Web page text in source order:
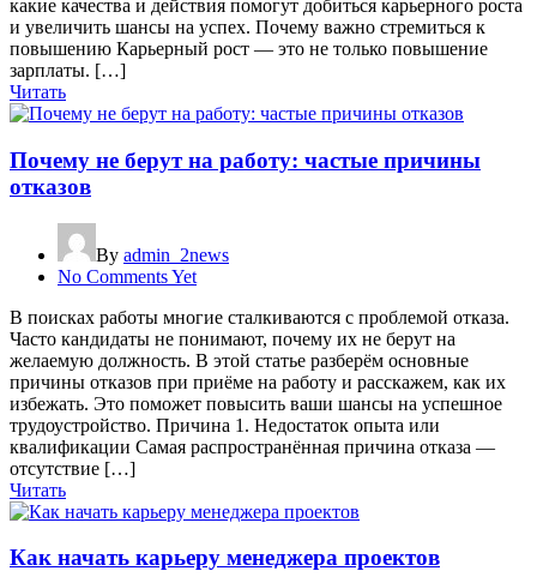
какие качества и действия помогут добиться карьерного роста
и увеличить шансы на успех. Почему важно стремиться к
повышению Карьерный рост — это не только повышение
зарплаты. […]
Читать
Почему не берут на работу: частые причины
отказов
By admin_2news
No Comments Yet
В поисках работы многие сталкиваются с проблемой отказа.
Часто кандидаты не понимают, почему их не берут на
желаемую должность. В этой статье разберём основные
причины отказов при приёме на работу и расскажем, как их
избежать. Это поможет повысить ваши шансы на успешное
трудоустройство. Причина 1. Недостаток опыта или
квалификации Самая распространённая причина отказа —
отсутствие […]
Читать
Как начать карьеру менеджера проектов